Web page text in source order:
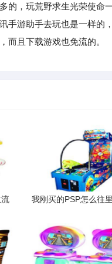
，玩荒野求生光荣使命
手游助手去玩也是一样的
而且下载游戏也免流的。